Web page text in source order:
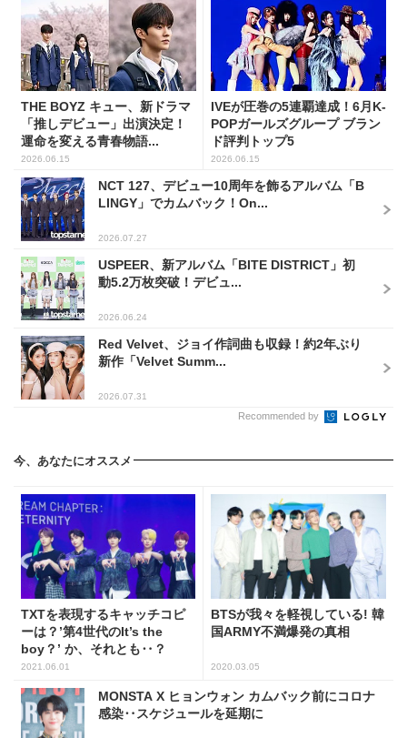
THE BOYZ キュー、新ドラマ
「推しデビュー」出演決定！
運命を変える青春物語...
2026.06.15
IVEが圧巻の5連覇達成！6月K-
POPガールズグループ ブラン
ド評判トップ5
2026.06.15
NCT 127、デビュー10周年を飾るアルバム「B
LINGY」でカムバック！On...
2026.07.27
USPEER、新アルバム「BITE DISTRICT」初
動5.2万枚突破！デビュ...
2026.06.24
Red Velvet、ジョイ作詞曲も収録！約2年ぶり
新作「Velvet Summ...
2026.07.31
Recommended by
今、あなたにオススメ
TXTを表現するキャッチコピ
ーは？’第4世代のIt’s the
boy？’ か、それとも‥？
2021.06.01
BTSが我々を軽視している! 韓
国ARMY不満爆発の真相
2020.03.05
MONSTA X ヒョンウォン カムバック前にコロナ
感染‥スケジュールを延期に